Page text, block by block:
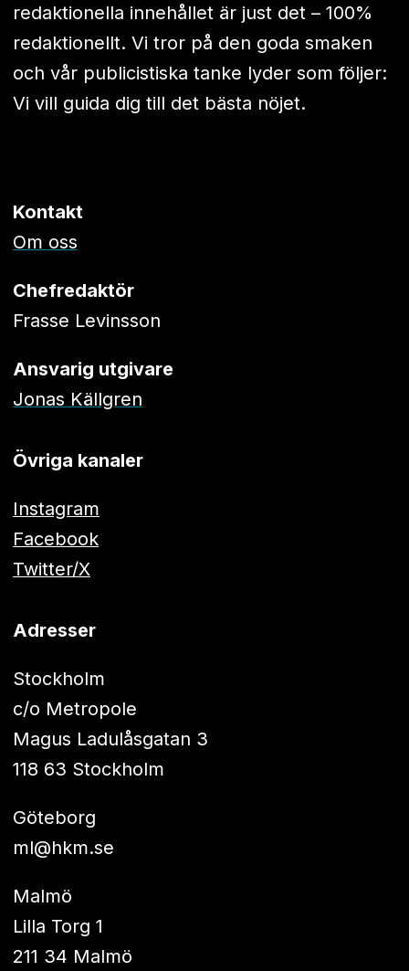
redaktionella innehållet är just det – 100%
redaktionellt. Vi tror på den goda smaken
och vår publicistiska tanke lyder som följer:
Vi vill guida dig till det bästa nöjet.
Kontakt
Om oss
Chefredaktör
Frasse Levinsson
Ansvarig utgivare
Jonas Källgren
Övriga kanaler
Instagram
Facebook
Twitter/X
Adresser
Stockholm
c/o Metropole
Magus Ladulåsgatan 3
118 63 Stockholm
Göteborg
ml@hkm.se
Malmö
Lilla Torg 1
211 34 Malmö